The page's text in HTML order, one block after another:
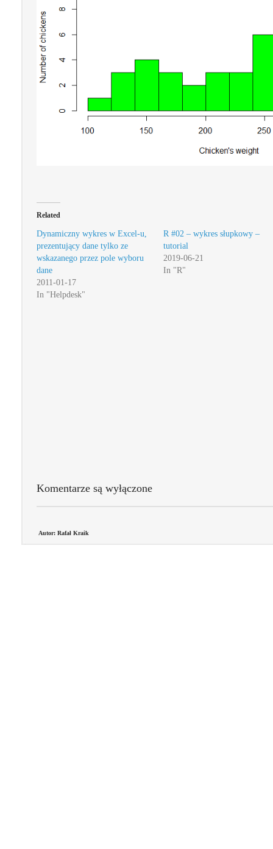
Related
Dynamiczny wykres w Excel-u,
prezentujący dane tylko ze
wskazanego przez pole wyboru
dane
2011-01-17
In "Helpdesk"
R #02 – wykres słupkowy –
tutorial
2019-06-21
In "R"
Komentarze są wyłączone
Autor: Rafał Kraik